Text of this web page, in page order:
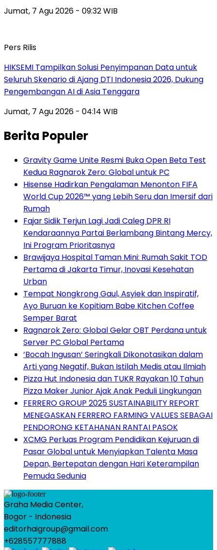
Jumat, 7 Agu 2026 - 09:32 WIB
Pers Rilis
HIKSEMI Tampilkan Solusi Penyimpanan Data untuk
Seluruh Skenario di Ajang DTI Indonesia 2026, Dukung
Pengembangan AI di Asia Tenggara
Jumat, 7 Agu 2026 - 04:14 WIB
Berita Populer
Gravity Game Unite Resmi Buka Open Beta Test
Kedua Ragnarok Zero: Global untuk PC
Hisense Hadirkan Pengalaman Menonton FIFA
World Cup 2026™ yang Lebih Seru dan Imersif dari
Rumah
Fajar Sidik Terjun Lagi Jadi Caleg DPR RI
Kendaraannya Partai Berlambang Bintang Mercy,
Ini Program Prioritasnya
Brawijaya Hospital Taman Mini: Rumah Sakit TOD
Pertama di Jakarta Timur, Inovasi Kesehatan
Urban
Tempat Nongkrong Gaul, Asyiek dan Inspiratif,
Ayo Buruan ke Kopitiam Babe Kitchen Coffee
Semper Barat
Ragnarok Zero: Global Gelar OBT Perdana untuk
Server PC Global Pertama
‘Bocah Ingusan’ Seringkali Dikonotasikan dalam
Arti yang Negatif, Bukan Istilah Medis atau Ilmiah
Pizza Hut Indonesia dan TUKR Rayakan 10 Tahun
Pizza Maker Junior Ajak Anak Peduli Lingkungan
FERRERO GROUP 2025 SUSTAINABILITY REPORT
MENEGASKAN FERRERO FARMING VALUES SEBAGAI
PENDORONG KETAHANAN RANTAI PASOK
XCMG Perluas Program Pendidikan Kejuruan di
Pasar Global untuk Menyiapkan Talenta Masa
Depan, Bertepatan dengan Hari Keterampilan
Pemuda Sedunia
Graha Media Center,
Bogor - Indonesia
editorhaigroup@gmail.com
+628557777888